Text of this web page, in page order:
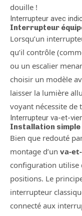
douille !
Interrupteur avec
Interrupteur
Lorsqu’un
qu’il contrôle
ou un escalier
choisir un modèle
laisser la lumière
voyant nécessite de
Interrupteur va-et-
Installation simple
Bien que redouté
montage d’un va-
configuration utilise
positions. Le
interrupteur
connecté aux